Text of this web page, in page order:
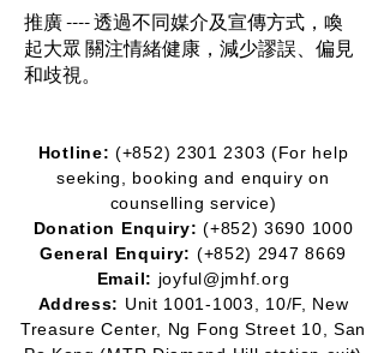
​推廣 ---- 透過不同媒介及宣傳方式，喚
起大眾 關注情緒健康，減少謬誤、偏見
和歧視。
Hotline: (+852) 2301 2303 (For help
seeking, booking and enquiry on
counselling service)
Donation Enquiry: (+852)3690 1000
General Enquiry: (+852) 2947 8669
Email: joyful@jmhf.org
Address: Unit 1001-1003
, 10/F, New
Treasure Center, Ng Fong Street 10, San